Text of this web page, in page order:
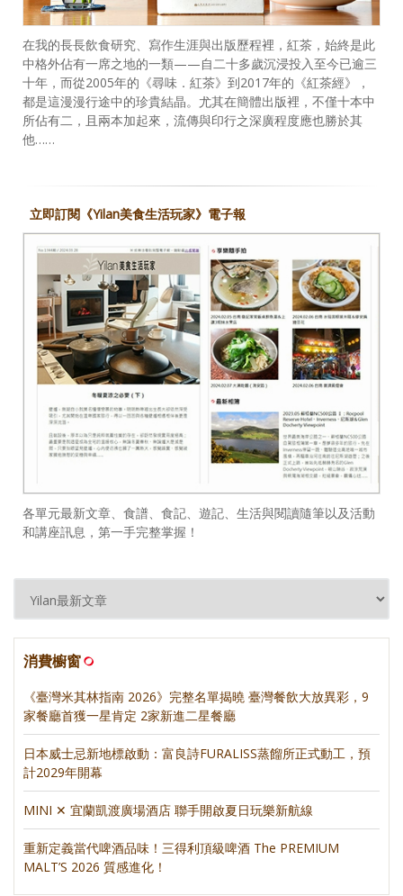
在我的長長飲食研究、寫作生涯與出版歷程裡，紅茶，始終是此
中格外佔有一席之地的一類——自二十多歲沉浸投入至今已逾三
十年，而從2005年的《尋味．紅茶》到2017年的《紅茶經》，
都是這漫漫行途中的珍貴結晶。尤其在簡體出版裡，不僅十本中
所佔有二，且兩本加起來，流傳與印行之深廣程度應也勝於其
他……
立即訂閱《Yilan美食生活玩家》電子報
各單元最新文章、食譜、食記、遊記、生活與閱讀隨筆以及活動
和講座訊息，第一手完整掌握！
消費櫥窗
《臺灣米其林指南 2026》完整名單揭曉 臺灣餐飲大放異彩，9
家餐廳首獲一星肯定 2家新進二星餐廳
日本威士忌新地標啟動：富良詩FURALISS蒸餾所正式動工，預
計2029年開幕
MINI ✕ 宜蘭凱渡廣場酒店 聯手開啟夏日玩樂新航線
重新定義當代啤酒品味！三得利頂級啤酒 The PREMIUM
MALT’S 2026 質感進化！